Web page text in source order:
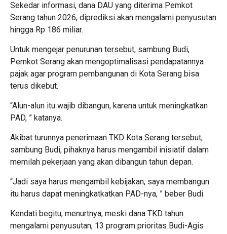
Sekedar informasi, dana DAU yang diterima Pemkot
Serang tahun 2026, diprediksi akan mengalami penyusutan
hingga Rp 186 miliar.
Untuk mengejar penurunan tersebut, sambung Budi,
Pemkot Serang akan mengoptimalisasi pendapatannya
pajak agar program pembangunan di Kota Serang bisa
terus dikebut.
“Alun-alun itu wajib dibangun, karena untuk meningkatkan
PAD, ” katanya.
Akibat turunnya penerimaan TKD Kota Serang tersebut,
sambung Budi, pihaknya harus mengambil inisiatif dalam
memilah pekerjaan yang akan dibangun tahun depan.
“Jadi saya harus mengambil kebijakan, saya membangun
itu harus dapat meningkatkatkan PAD-nya, ” beber Budi.
Kendati begitu, menurtnya, meski dana TKD tahun
mengalami penyusutan, 13 program prioritas Budi-Agis